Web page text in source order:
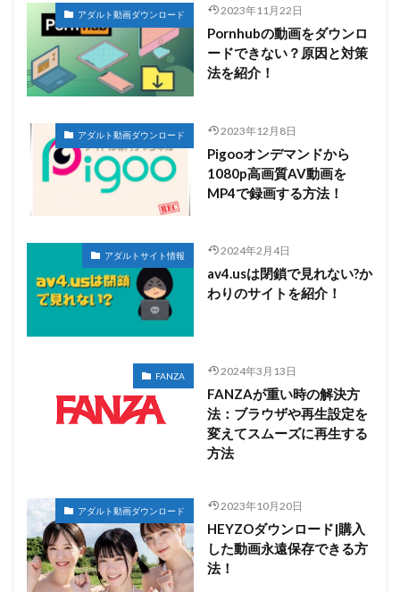
アダルト動画ダウンロード 2023年11月22日
Pornhubの動画をダウンロ
ードできない？原因と対策
法を紹介！
アダルト動画ダウンロード 2023年12月8日
Pigooオンデマンドから
1080p高画質AV動画を
MP4で録画する方法！
アダルトサイト情報 2024年2月4日
av4.usは閉鎖で見れない?か
わりのサイトを紹介！
FANZA 2024年3月13日
FANZAが重い時の解決方
法：ブラウザや再生設定を
変えてスムーズに再生する
方法
アダルト動画ダウンロード 2023年10月20日
HEYZOダウンロード|購入
した動画永遠保存できる方
法！